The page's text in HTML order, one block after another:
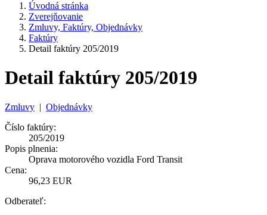
Úvodná stránka
Zverejňovanie
Zmluvy, Faktúry, Objednávky
Faktúry
Detail faktúry 205/2019
Detail faktúry 205/2019
Zmluvy | Objednávky
Číslo faktúry:
205/2019
Popis plnenia:
Oprava motorového vozidla Ford Transit
Cena:
96,23 EUR
Odberateľ: